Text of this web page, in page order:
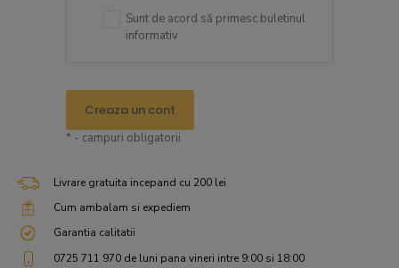
Sunt de acord să primesc buletinul
informativ
Creaza un cont
* - campuri obligatorii
Livrare gratuita incepand cu 200 lei
Cum ambalam si expediem
Garantia calitatii
0725 711 970 de luni pana vineri intre 9:00 si 18:00